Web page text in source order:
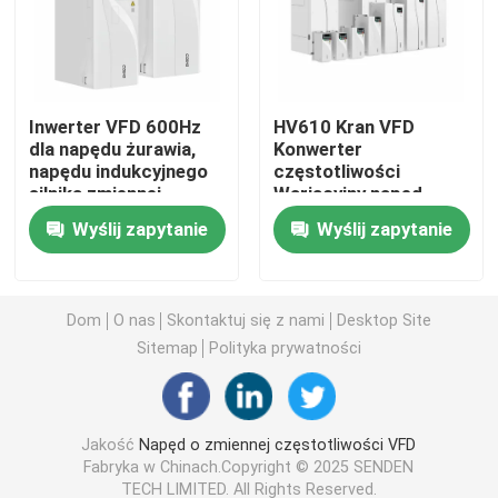
Przetwornica zmiennej częstotliwości
Wektorowy przemiennik częstotliwości
Przemiennik częstotliwości VFD
Przesyłka zmiennej częstotliwości do żurawia
Stacja ładowania pojazdów elektrycznych z
Optymalizator słoneczny
Inwerter VFD 600Hz
dla napędu żurawia,
napędu indukcyjnego
silnika zmiennej
częstotliwości
Wyślij zapytanie
HV610 Kran VFD
Konwerter
częstotliwości
Wariacyjny napęd
częstotliwości
Wyślij zapytanie
Dom O nas Skontaktuj się z nami
Desktop Site
Sitemap
Polityka prywatności
Jakość Napęd o zmiennej częstotliwości VFD
Fabryka w Chinach.Copyright © 2025 SENDEN
TECH LIMITED. All Rights Reserved.